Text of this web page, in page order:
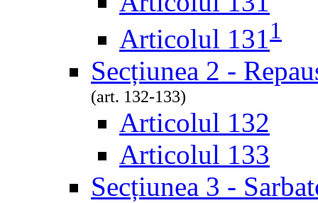
Articolul 1311
Secțiunea 2 -
(art. 132-133)
Articolul 132
Articolul 133
Secțiunea 3 -